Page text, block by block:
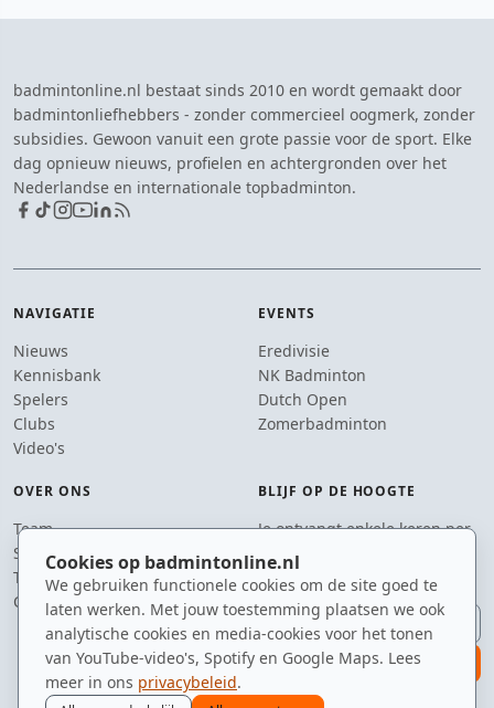
Cookies op badmintonline.nl
We gebruiken functionele cookies om de site goed te
laten werken. Met jouw toestemming plaatsen we ook
analytische cookies en media-cookies voor het tonen
van YouTube-video's, Spotify en Google Maps. Lees
meer in ons privacybeleid.
badmintonline.nl bestaat sinds 2010 en wordt gemaakt door
badmintonliefhebbers - zonder commercieel oogmerk, zonder
subsidies. Gewoon vanuit een grote passie voor de sport. Elke
dag opnieuw nieuws, profielen en achtergronden over het
Nederlandse en internationale topbadminton.
NAVIGATIE
Nieuws
Kennisbank
Spelers
Clubs
Video's
EVENTS
Eredivisie
NK Badminton
Dutch Open
Zomerbadminton
OVER ONS
Team
Supporters
Tip de redactie
Contact
BLIJF OP DE HOOGTE
Je ontvangt enkele keren per
jaar een e-mail met het
laatste badmintonnieuws.
E-mailadres
aanmelden